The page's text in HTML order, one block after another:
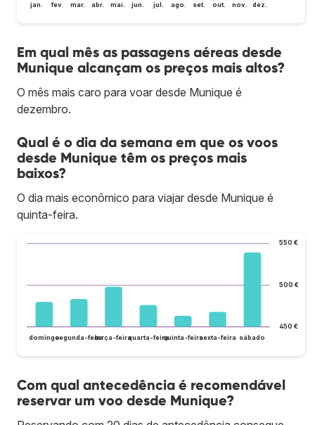
jan. fev. mar. abr. mai. jun. jul. ago. set. out. nov. dez.
Em qual mês as passagens aéreas desde
Munique alcançam os preços mais altos?
O mês mais caro para voar desde Munique é
dezembro.
Qual é o dia da semana em que os voos
desde Munique têm os preços mais
baixos?
O dia mais econômico para viajar desde Munique é
quinta-feira.
450 €
500 €
550 €
domingosegunda-feiraterça-feiraquarta-feiraquinta-feirasexta-feira sábado
Com qual antecedência é recomendável
reservar um voo desde Munique?